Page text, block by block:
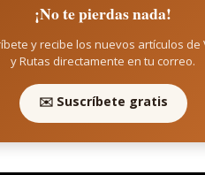
¡No te pierdas nada!
y recibe los nuevos artículos de
y Rutas directamente en tu correo.
✉️ Suscríbete gratis